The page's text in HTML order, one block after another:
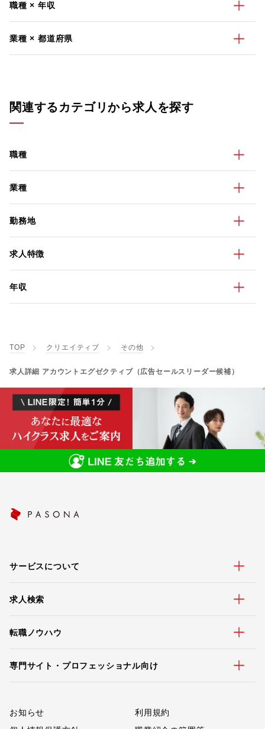
職種 × 年収
業種 × 都道府県
関連するカテゴリから求人を探す
職種
業種
勤務地
求人特徴
年収
TOP クリエイティブ その他
求人詳細 アカウントエグゼクティブ（広告セールスリーダー候補）
サービスについて
求人検索
転職ノウハウ
専門サイト・プロフェッショナル向け
お知らせ
利用規約